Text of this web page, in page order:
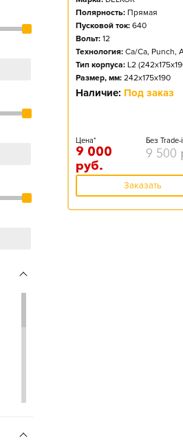
Полярность: Прямая
Пусковой ток: 640
Вольт: 12
Технология: Ca/Ca, Punch,
Тип корпуса: L2
Размер, мм: 242x175x190
Наличие: Под заказ
Цена*
9 000
руб.
Без Trade-
9 500
Заказать